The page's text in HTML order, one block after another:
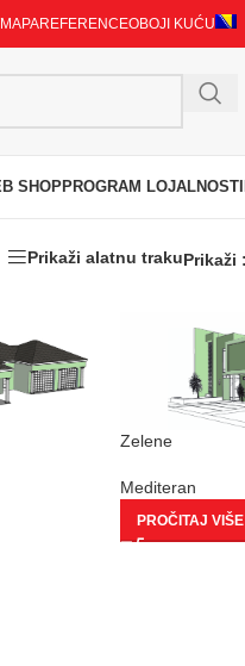
MAPAREFERENCEOBOJI KUĆU
SHOPPROGRAM LOJALNOSTI
Prikaži alatnu trakuPrikaži
Zelene
Mediteran
PROČITAJ VIŠE